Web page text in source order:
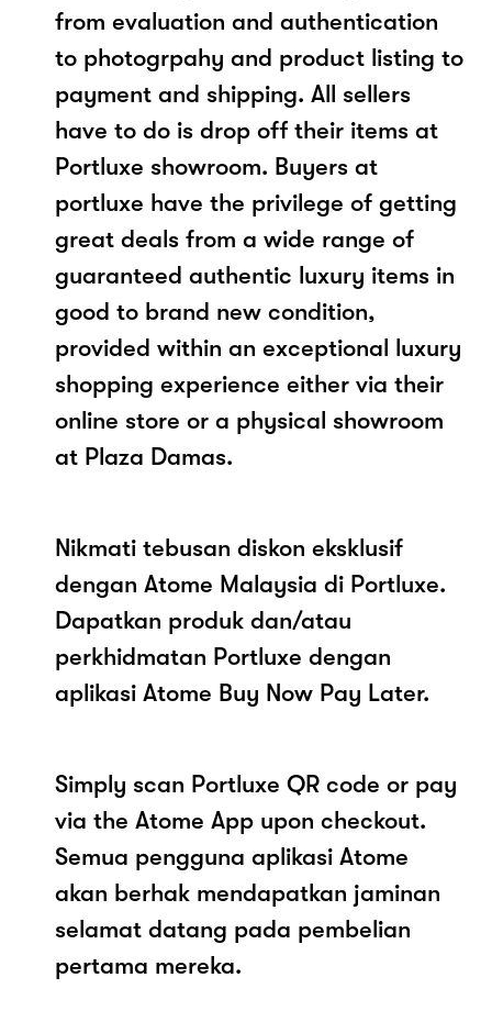
from evaluation and authentication
to photogrpahy and product listing to
payment and shipping. All sellers
have to do is drop off their items at
Portluxe showroom. Buyers at
portluxe have the privilege of getting
great deals from a wide range of
guaranteed authentic luxury items in
good to brand new condition,
provided within an exceptional luxury
shopping experience either via their
online store or a physical showroom
at Plaza Damas.
Nikmati tebusan diskon eksklusif
dengan Atome Malaysia di Portluxe.
Dapatkan produk dan/atau
perkhidmatan Portluxe dengan
aplikasi Atome Buy Now Pay Later.
Simply scan Portluxe QR code or pay
via the Atome App upon checkout.
Semua pengguna aplikasi Atome
akan berhak mendapatkan jaminan
selamat datang pada pembelian
pertama mereka.